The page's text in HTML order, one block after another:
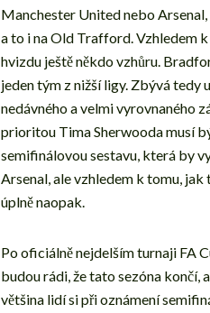
Manchester United nebo
a to i na Old Trafford. Vzhledem
hvizdu ještě někdo vzhůru.
jeden tým z nižší ligy. Zbývá
nedávného a velmi vyrovnaného
prioritou Tima Sherwooda musí
semifinálovou sestavu, která by
Arsenal, ale vzhledem k tomu,
úplně naopak.
Po oficiálně nejdelším turnaji FA
budou rádi, že tato sezóna končí,
většina lidí si při oznámení